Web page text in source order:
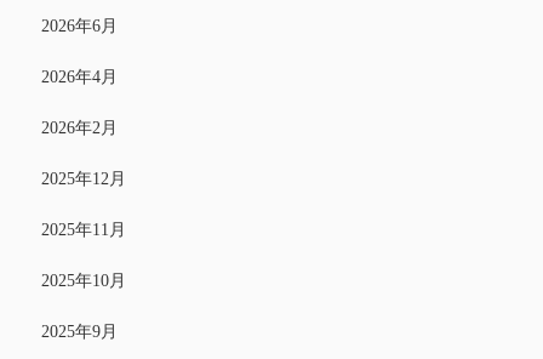
2026年6月
2026年4月
2026年2月
2025年12月
2025年11月
2025年10月
2025年9月